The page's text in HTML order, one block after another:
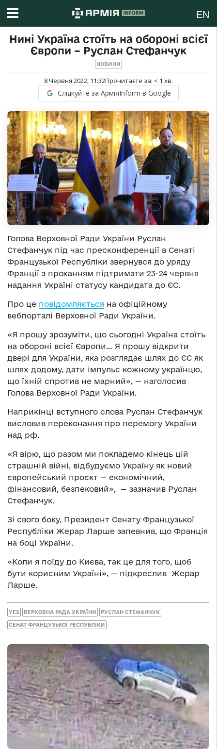
EN
Нині Україна стоїть на обороні всієї
Європи – Руслан Стефанчук
НОВИНИ
8 Червня 2022, 11:32Прочитаєте за: < 1 хв.
Слідкуйте за АрміяInform в Google
Голова Верховної Ради України Руслан
Стефанчук під час пресконференції в Сенаті
Французької Республіки звернувся до уряду
Франції з проханням підтримати 23-24 червня
надання Україні статусу кандидата до ЄС.
Про це повідомляється на офіційному
вебпорталі Верховної Ради України.
«Я прошу зрозуміти, що сьогодні Україна стоїть
на обороні всієї Європи… Я прошу відкрити
двері для України, яка розглядає шлях до ЄС як
шлях додому, дати імпульс кожному українцю,
що їхній спротив не марний», — наголосив
Голова Верховної Ради України.
Наприкінці вступного слова Руслан Стефанчук
висловив переконання про перемогу України
над рф.
«Я вірю, що разом ми покладемо кінець цій
страшній війні, відбудуємо Україну як новий
європейський проєкт — економічний,
фінансовий, безпековий», — зазначив Руслан
Стефанчук.
Зі свого боку, Президент Сенату Французької
Республіки Жерар Ларше запевнив, що Франція
на боці України.
«Коли я поїду до Києва, так це для того, щоб
бути корисним Україні», — підкреслив Жерар
Ларше.
YES ВЕРХОВНА РАДА УКРАЇНИ РУСЛАН СТЕФАНЧУК
СЕНАТ ФРАНЦУЗЬКОЇ РЕСПУБЛІКИ